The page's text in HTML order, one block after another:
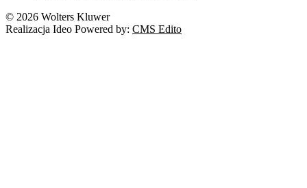
© 2026 Wolters Kluwer
Realizacja Ideo Powered by: CMS Edito